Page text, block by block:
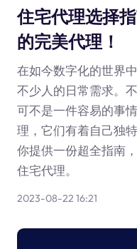
住宅代理选择
的完美代理！
在如今数字化的世界
不少人的日常需求。
可不是一件容易的事
理，它们有着自己独
你提供一份超全指南
住宅代理。
2023-08-22 16:21